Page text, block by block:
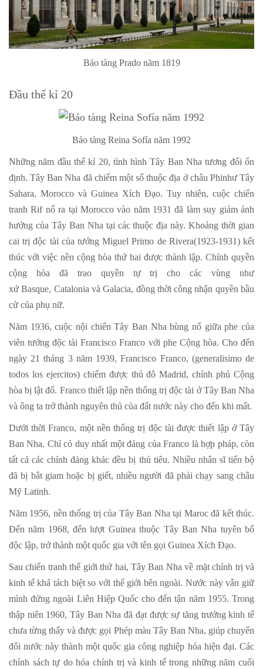
Bảo tàng Prado năm 1819
Đầu thế kỉ 20
Bảo tàng Reina Sofía năm 1992
Những năm đầu thế kỉ 20, tình hình Tây Ban Nha tương đối ổn
định. Tây Ban Nha đã chiếm một số thuộc địa ở châu Phinhư Tây
Sahara, Morocco và Guinea Xích Đạo. Tuy nhiên, cuộc chiến
tranh Rif nổ ra tại Morocco vào năm 1931 đã làm suy giảm ảnh
hưởng của Tây Ban Nha tại các thuộc địa này. Khoảng thời gian
cai trị độc tài của tướng Miguel Primo de Rivera(1923-1931) kết
thúc với việc nền cộng hòa thứ hai được thành lập. Chính quyền
cộng hòa đã trao quyền tự trị cho các vùng như
xứ Basque, Catalonia và Galacia, đồng thời công nhận quyền bầu
cử của phụ nữ.
Năm 1936, cuộc nội chiến Tây Ban Nha bùng nổ giữa phe của
viên tướng độc tài Francisco Franco với phe Cộng hòa. Cho đến
ngày 21 tháng 3 năm 1939, Francisco Franco, (generalisimo de
todos los ejercitos) chiếm được thủ đô Madrid, chính phủ Cộng
hòa bị lật đổ. Franco thiết lập nền thống trị độc tài ở Tây Ban Nha
và ông ta trở thành nguyên thủ của đất nước này cho đến khi mất.
Dưới thời Franco, một nền thống trị độc tài được thiết lập ở Tây
Ban Nha. Chỉ có duy nhất một đảng của Franco là hợp pháp, còn
tất cả các chính đảng khác đều bị thủ tiêu. Nhiều nhân sĩ tiến bộ
đã bị bắt giam hoặc bị giết, nhiều người đã phải chạy sang châu
Mỹ Latinh.
Năm 1956, nền thống trị của Tây Ban Nha tại Maroc đã kết thúc.
Đến năm 1968, đến lượt Guinea thuộc Tây Ban Nha tuyên bố
độc lập, trở thành một quốc gia với tên gọi Guinea Xích Đạo.
Sau chiến tranh thế giới thứ hai, Tây Ban Nha về mặt chính trị và
kinh tế khá tách biệt so với thế giới bên ngoài. Nước này vẫn giữ
mình đứng ngoài Liên Hiệp Quốc cho đến tận năm 1955. Trong
thập niên 1960, Tây Ban Nha đã đạt được sự tăng trưởng kinh tế
chưa từng thấy và được gọi Phép màu Tây Ban Nha, giúp chuyển
đổi nước này thành một quốc gia công nghiệp hóa hiện đại. Các
chính sách tự do hóa chính trị và kinh tế trong những năm cuối